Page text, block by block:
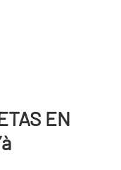
EN